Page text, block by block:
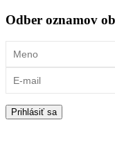
Odber oznamov
Prihlásiť sa